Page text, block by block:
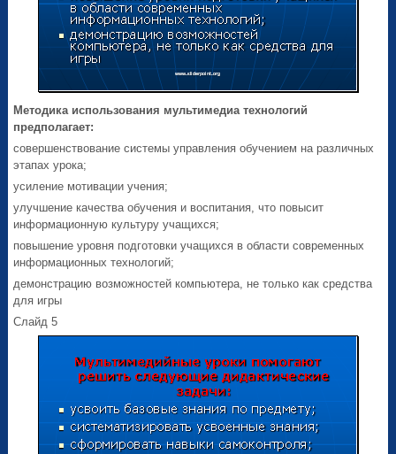
Методика использования мультимедиа технологий
предполагает:
совершенствование системы управления обучением на различных
этапах урока;
усиление мотивации учения;
улучшение качества обучения и воспитания, что повысит
информационную культуру учащихся;
повышение уровня подготовки учащихся в области современных
информационных технологий;
демонстрацию возможностей компьютера, не только как средства
для игры
Слайд 5